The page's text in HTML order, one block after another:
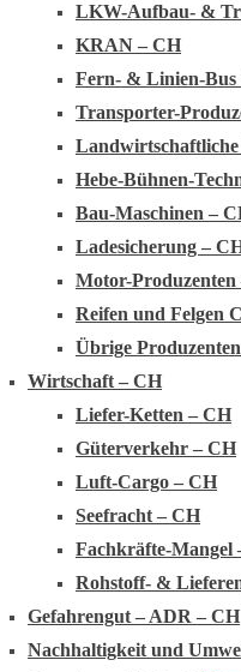
LKW-Aufbau- &
KRAN – CH
Fern- & Linien-Bus
Transporter-
Hebe-Bühnen-
Bau-Maschinen –
Ladesicherung –
Motor-Produzenten
Reifen und Felgen
Übrige
Wirtschaft – CH
Liefer-Ketten – CH
Güterverkehr – CH
Luft-Cargo – CH
Seefracht – CH
Fachkräfte-Mangel
Rohstoff- &
Gefahrengut – ADR – CH
Nachhaltigkeit und